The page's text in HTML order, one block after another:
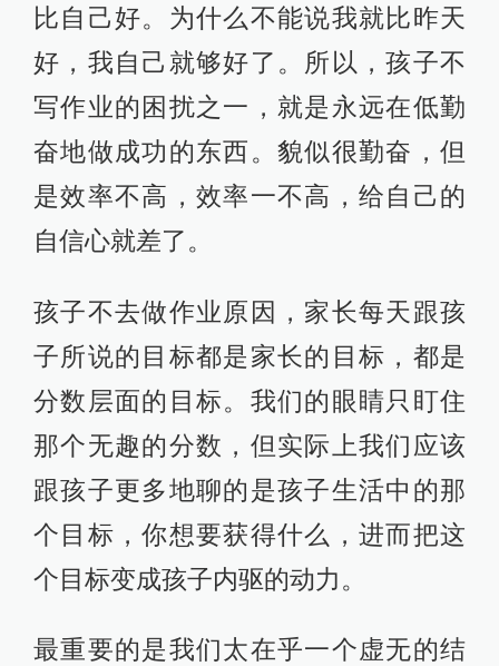
比自己好。为什么不能说我就比昨天
好，我自己就够好了。所以，孩子不
写作业的困扰之一，就是永远在低勤
奋地做成功的东西。貌似很勤奋，但
是效率不高，效率一不高，给自己的
自信心就差了。
孩子不去做作业原因，家长每天跟孩
子所说的目标都是家长的目标，都是
分数层面的目标。我们的眼睛只盯住
那个无趣的分数，但实际上我们应该
跟孩子更多地聊的是孩子生活中的那
个目标，你想要获得什么，进而把这
个目标变成孩子内驱的动力。
最重要的是我们太在乎一个虚无的结